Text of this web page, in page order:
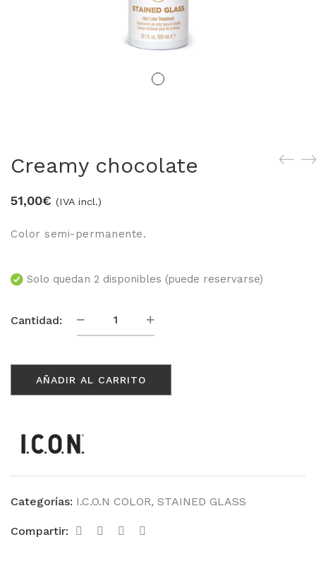
Creamy chocolate
51,00€ (IVA incl.)
Color semi-permanente.
Solo quedan 2 disponibles (puede reservarse)
Cantidad:
Creamy
chocolate
AÑADIR AL CARRITO
Categorías: I.C.O.N COLOR, STAINED GLASS
Compartir: